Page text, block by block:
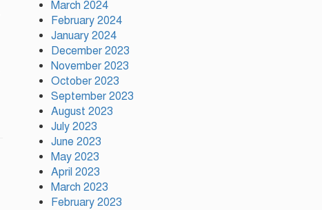
March 2024
February 2024
January 2024
December 2023
November 2023
October 2023
September 2023
August 2023
July 2023
June 2023
May 2023
April 2023
March 2023
February 2023